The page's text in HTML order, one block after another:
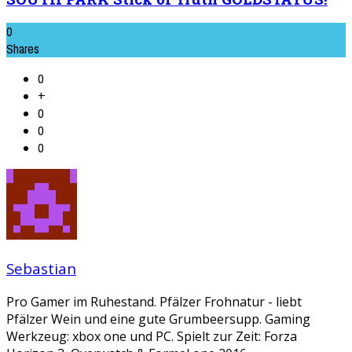
0
Shares
0
+
0
0
0
Sebastian
Pro Gamer im Ruhestand. Pfälzer Frohnatur - liebt
Pfälzer Wein und eine gute Grumbeersupp. Gaming
Werkzeug: xbox one und PC. Spielt zur Zeit: Forza